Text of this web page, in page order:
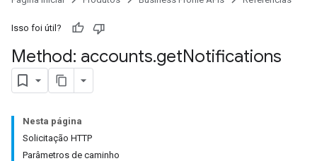
Isso foi útil?
Method: accounts.getNotifications
Nesta página
Solicitação HTTP
Parâmetros de caminho